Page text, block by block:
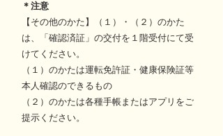
＊注意
【その他のかた】（１）・（２）のかた
は、「確認済証」の交付を１階受付にて受
けてください。
（１）のかたは運転免許証・健康保険証等
本人確認のできるもの
（２）のかたは各種手帳またはアプリをご
提示ください。